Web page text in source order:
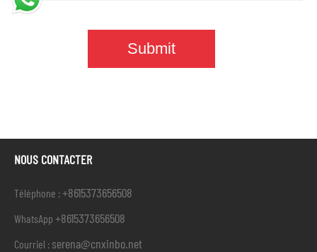
NOUS CONTACTER
Téléphone :+8615373656508
WhatsApp +8615373656508
Courriel : serena@cnxinbo.net